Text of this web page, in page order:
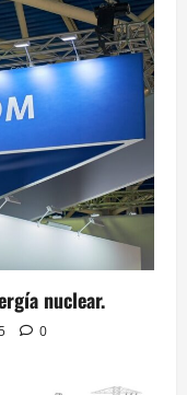
nuclear.
0